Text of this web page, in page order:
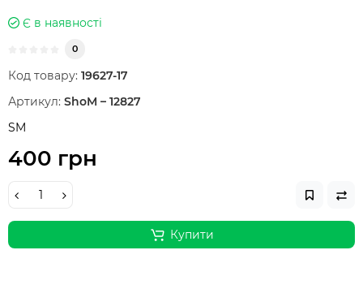
Є в наявності
0
Код товару: 19627-17
Артикул: ShoM – 12827
SM
400 грн
Купити